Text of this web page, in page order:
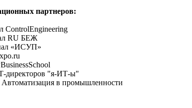
партнеров:
ControlEngineering
RU БЕЖ
«ИСУП»
директоров "я-ИТ-ы"
в промышленности